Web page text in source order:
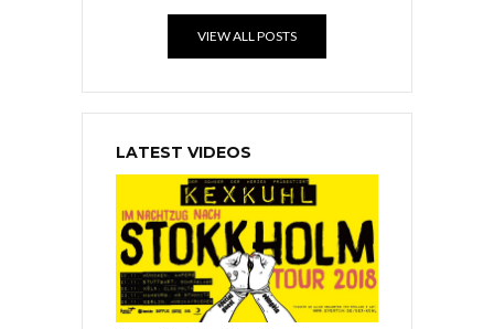
VIEW ALL POSTS
LATEST VIDEOS